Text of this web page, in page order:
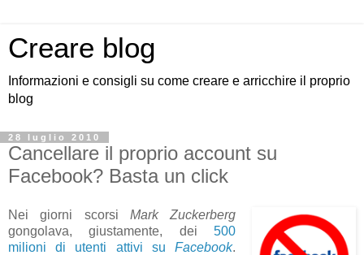
Creare blog
Informazioni e consigli su come creare e arricchire il proprio
blog
28 luglio 2010
Cancellare il proprio account su
Facebook? Basta un click
Nei giorni scorsi Mark Zuckerberg
gongolava, giustamente, dei 500
milioni di utenti attivi su Facebook.